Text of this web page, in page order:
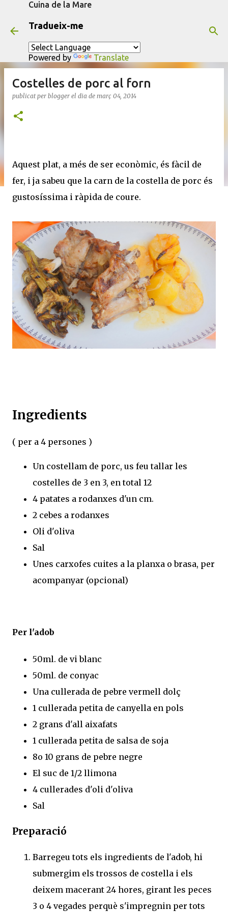
Cuina de la Mare
Tradueix-me
Powered by Translate
Costelles de porc al forn
publicat per blogger el dia de març 04, 2014
Aquest plat, a més de ser econòmic, és fàcil de
fer, i ja sabeu que la carn de la costella de porc és
gustosíssima i ràpida de coure.
Ingredients
( per a 4 persones )
Un costellam de porc, us feu tallar les
costelles de 3 en 3, en total 12
4 patates a rodanxes d'un cm.
2 cebes a rodanxes
Oli d'oliva
Sal
Unes carxofes cuites a la planxa o brasa, per
acompanyar (opcional)
Per l'adob
50ml. de vi blanc
50ml. de conyac
Una cullerada de pebre vermell dolç
1 cullerada petita de canyella en pols
2 grans d'all aixafats
1 cullerada petita de salsa de soja
8o 10 grans de pebre negre
El suc de 1/2 llimona
4 cullerades d'oli d'oliva
Sal
Preparació
Barregeu tots els ingredients de l'adob, hi
submergim els trossos de costella i els
deixem macerant 24 hores, girant les peces
3 o 4 vegades perquè s'impregnin per tots